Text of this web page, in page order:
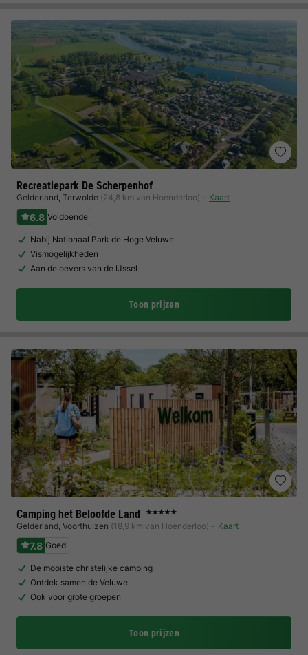
Recreatiepark De Scherpenhof
Gelderland, Terwolde (24,8 km van Hoenderloo) Kaart
6.8 Voldoende
Nabij Nationaal Park de Hoge Veluwe
Vismogelijkheden
Aan de oevers van de IJssel
Toon prijzen
Camping het Beloofde Land ★★★★★
Gelderland, Voorthuizen (18,9 km van Hoenderloo) Kaart
7.8 Goed
De mooiste christelijke camping
Ontdek samen de Veluwe
Ook voor grote groepen
Toon prijzen